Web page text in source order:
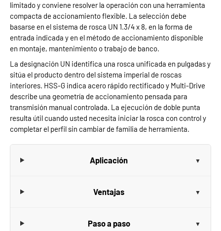
limitado y conviene resolver la operación con una herramienta
compacta de accionamiento flexible. La selección debe
basarse en el sistema de rosca UN 1.3/4 x 8, en la forma de
entrada indicada y en el método de accionamiento disponible
en montaje, mantenimiento o trabajo de banco.
La designación UN identifica una rosca unificada en pulgadas y
sitúa el producto dentro del sistema imperial de roscas
interiores. HSS-G indica acero rápido rectificado y Multi-Drive
describe una geometría de accionamiento pensada para
transmisión manual controlada. La ejecución de doble punta
resulta útil cuando usted necesita iniciar la rosca con control y
completar el perfil sin cambiar de familia de herramienta.
Aplicación
Ventajas
Paso a paso